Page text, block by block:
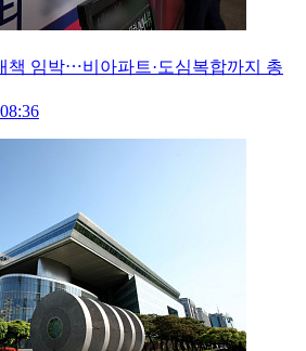
책 임박⋯비아파트·도심복합까지 총